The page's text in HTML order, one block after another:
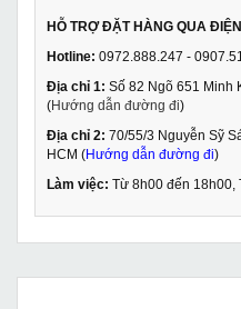
HỖ TRỢ ĐẶT HÀNG QUA
Hotline: 0972.888.247 -
Địa chỉ 1: Số 82 Ngõ 651 Minh
(Hướng dẫn đường đi)
Địa chỉ 2: 70/55/3 Nguyễn Sỹ
HCM (Hướng dẫn đường đi)
Làm việc: Từ 8h00 đến 18h00,